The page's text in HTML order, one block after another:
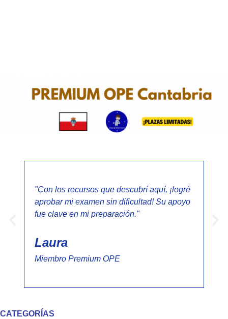
"Con los recursos que descubrí aquí, ¡logré
aprobar mi examen sin dificultad! Su apoyo
fue clave en mi preparación."
Laura
Miembro Premium OPE
CATEGORÍAS